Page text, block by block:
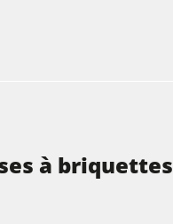
à briquettes